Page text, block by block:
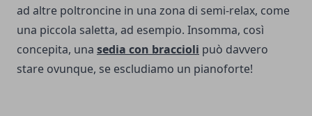
ad altre poltroncine in una zona di semi-relax, come
una piccola saletta, ad esempio. Insomma, così
concepita, una sedia con braccioli può davvero
stare ovunque, se escludiamo un pianoforte!